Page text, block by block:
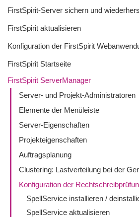
FirstSpirit-Server sichern und
FirstSpirit aktualisieren
Konfiguration der FirstSpirit
FirstSpirit Startseite
FirstSpirit ServerManager
Server- und Projekt-Administratoren
Elemente der Menüleiste
Server-Eigenschaften
Projekteigenschaften
Auftragsplanung
Clustering: Lastverteilung bei der
Konfiguration der
SpellService installieren /
SpellService aktualisieren